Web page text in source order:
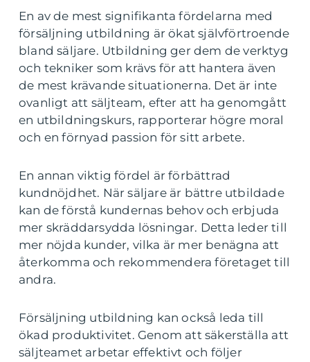
En av de mest signifikanta fördelarna med
försäljning utbildning är ökat självförtroende
bland säljare. Utbildning ger dem de verktyg
och tekniker som krävs för att hantera även
de mest krävande situationerna. Det är inte
ovanligt att säljteam, efter att ha genomgått
en utbildningskurs, rapporterar högre moral
och en förnyad passion för sitt arbete.
En annan viktig fördel är förbättrad
kundnöjdhet. När säljare är bättre utbildade
kan de förstå kundernas behov och erbjuda
mer skräddarsydda lösningar. Detta leder till
mer nöjda kunder, vilka är mer benägna att
återkomma och rekommendera företaget till
andra.
Försäljning utbildning kan också leda till
ökad produktivitet. Genom att säkerställa att
säljteamet arbetar effektivt och följer